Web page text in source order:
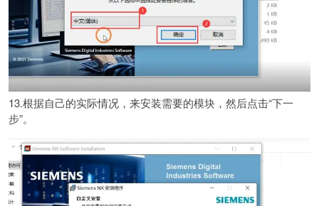
13.根据自己的实际情况，来安装需要的模块，然后点击“下一
步”。